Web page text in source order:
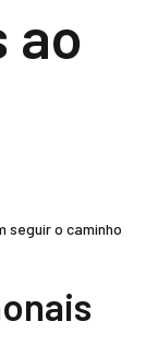
ao
seguir o caminho